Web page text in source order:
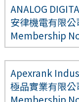
ANALOG
安律機電有限公
Membership
Apexrank
極品實業有限公
Membership